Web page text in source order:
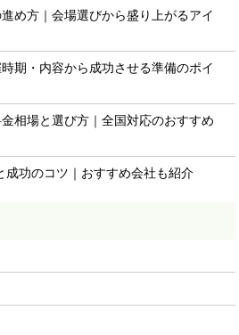
め方｜会場選びから盛り上がるアイ
期・内容から成功させる準備のポイ
相場と選び方｜全国対応のおすすめ
成功のコツ｜おすすめ会社も紹介